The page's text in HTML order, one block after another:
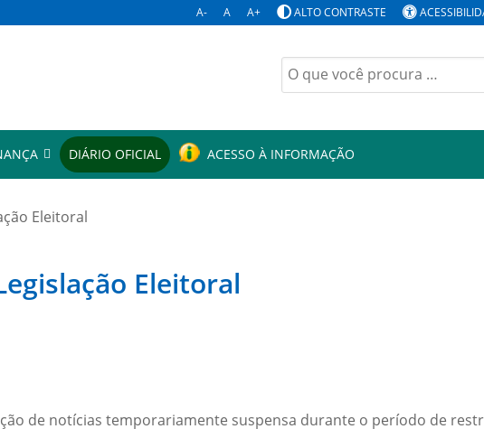
A- A A+ ALTO CONTRASTE
Buscar
por:
DIÁRIO OFICIAL ACESSO À INFORMAÇÃO
Eleitoral
Eleitoral
de notícias temporariamente suspensa durante o período de